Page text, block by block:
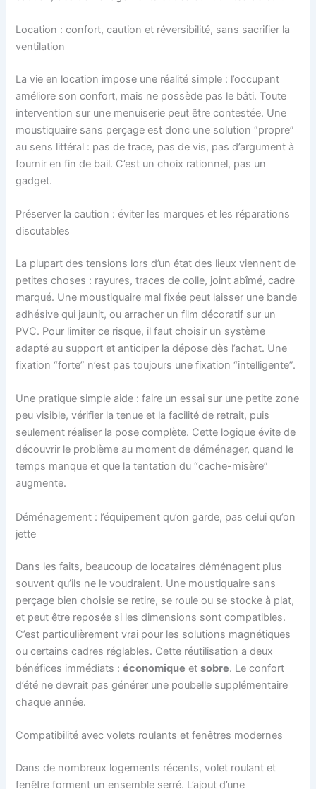
Location : confort, caution et réversibilité, sans sacrifier la
ventilation
La vie en location impose une réalité simple : l’occupant
améliore son confort, mais ne possède pas le bâti. Toute
intervention sur une menuiserie peut être contestée. Une
moustiquaire sans perçage est donc une solution “propre”
au sens littéral : pas de trace, pas de vis, pas d’argument à
fournir en fin de bail. C’est un choix rationnel, pas un
gadget.
Préserver la caution : éviter les marques et les réparations
discutables
La plupart des tensions lors d’un état des lieux viennent de
petites choses : rayures, traces de colle, joint abîmé, cadre
marqué. Une moustiquaire mal fixée peut laisser une bande
adhésive qui jaunit, ou arracher un film décoratif sur un
PVC. Pour limiter ce risque, il faut choisir un système
adapté au support et anticiper la dépose dès l’achat. Une
fixation “forte” n’est pas toujours une fixation “intelligente”.
Une pratique simple aide : faire un essai sur une petite zone
peu visible, vérifier la tenue et la facilité de retrait, puis
seulement réaliser la pose complète. Cette logique évite de
découvrir le problème au moment de déménager, quand le
temps manque et que la tentation du “cache-misère”
augmente.
Déménagement : l’équipement qu’on garde, pas celui qu’on
jette
Dans les faits, beaucoup de locataires déménagent plus
souvent qu’ils ne le voudraient. Une moustiquaire sans
perçage bien choisie se retire, se roule ou se stocke à plat,
et peut être reposée si les dimensions sont compatibles.
C’est particulièrement vrai pour les solutions magnétiques
ou certains cadres réglables. Cette réutilisation a deux
bénéfices immédiats :économique etsobre. Le confort
d’été ne devrait pas générer une poubelle supplémentaire
chaque année.
Compatibilité avec volets roulants et fenêtres modernes
Dans de nombreux logements récents, volet roulant et
fenêtre forment un ensemble serré. L’ajout d’une